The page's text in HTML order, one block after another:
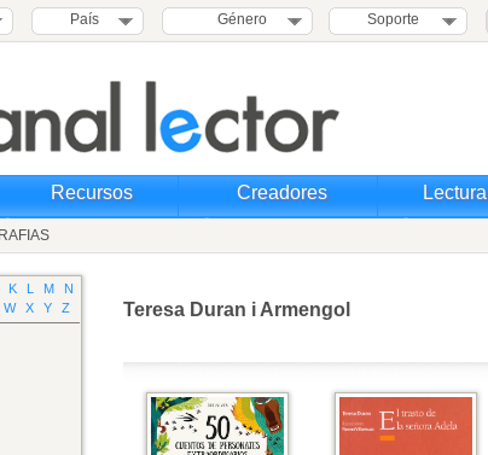
País Género Soporte
Recursos Creadores Lectura
K L M
N
W X Y Z Teresa Duran i Armengol